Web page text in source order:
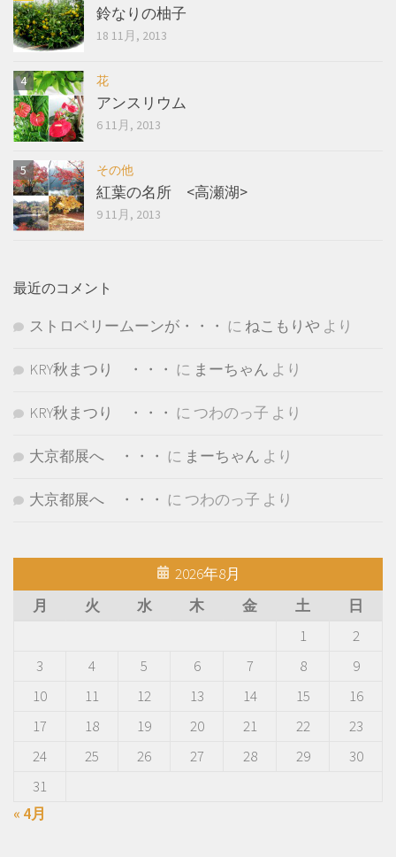
鈴なりの柚子
18 11月, 2013
花
アンスリウム
6 11月, 2013
その他
紅葉の名所 <高瀬湖>
9 11月, 2013
最近のコメント
ストロベリームーンが・・・ に ねこもりや より
KRY秋まつり ・・・ に まーちゃん より
KRY秋まつり ・・・ に つわのっ子 より
大京都展へ ・・・ に まーちゃん より
大京都展へ ・・・ に つわのっ子 より
2026年8月
月
火 水 木 金 土
日
1
2
3
4 5 6 7 8
9
10
11 12 13 14 15
16
17
18 19 20 21 22
23
24
25 26 27 28 29
30
31
« 4月